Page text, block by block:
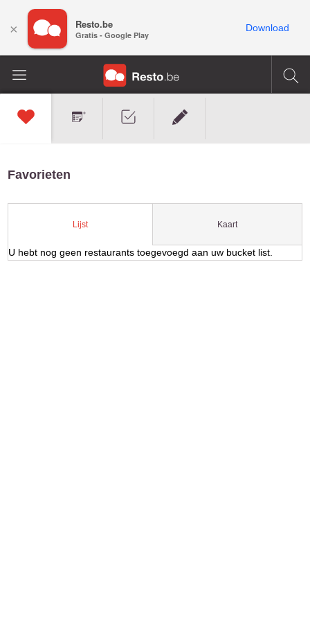
Favorieten
Lijst Kaart
U hebt nog geen restaurants toegevoegd aan uw bucket list.
× Resto.be
Gratis - Google Play
Download